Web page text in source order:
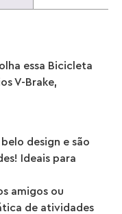
essa Bicicleta
V-Brake,
design e são
Ideais para
amigos ou
de atividades